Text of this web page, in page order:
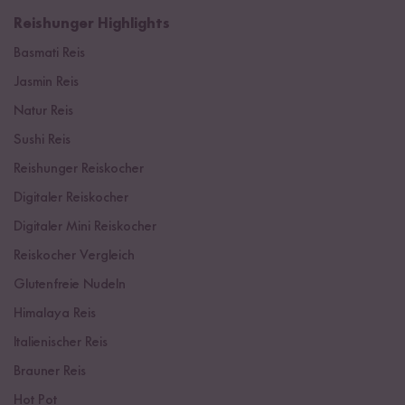
Reishunger Highlights
Basmati Reis
Jasmin Reis
Natur Reis
Sushi Reis
Reishunger Reiskocher
Digitaler Reiskocher
Digitaler Mini Reiskocher
Reiskocher Vergleich
Glutenfreie Nudeln
Himalaya Reis
Italienischer Reis
Brauner Reis
Hot Pot